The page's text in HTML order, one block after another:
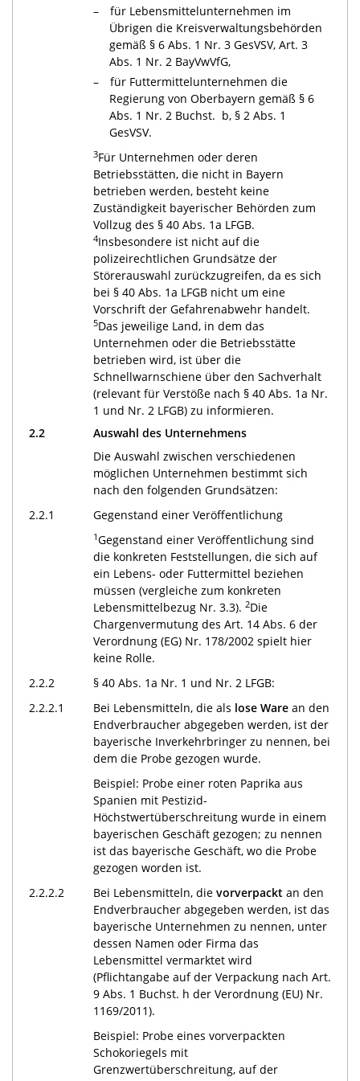
für Lebensmittelunternehmen im
Übrigen die Kreisverwaltungsbehörden
gemäß § 6 Abs. 1 Nr. 3 GesVSV, Art. 3
Abs. 1 Nr. 2 BayVwVfG,
für Futtermittelunternehmen die
Regierung von Oberbayern gemäß § 6
Abs. 1 Nr. 2 Buchst. b, § 2 Abs. 1
GesVSV.
3Für Unternehmen oder deren
Betriebsstätten, die nicht in Bayern
betrieben werden, besteht keine
Zuständigkeit bayerischer Behörden zum
Vollzug des § 40 Abs. 1a LFGB.
4Insbesondere ist nicht auf die
polizeirechtlichen Grundsätze der
Störerauswahl zurückzugreifen, da es sich
bei § 40 Abs. 1a LFGB nicht um eine
Vorschrift der Gefahrenabwehr handelt.
5Das jeweilige Land, in dem das
Unternehmen oder die Betriebsstätte
betrieben wird, ist über die
Schnellwarnschiene über den Sachverhalt
(relevant für Verstöße nach § 40 Abs. 1a Nr.
1 und Nr. 2 LFGB) zu informieren.
2.2
Auswahl des Unternehmens
Die Auswahl zwischen verschiedenen
möglichen Unternehmen bestimmt sich
nach den folgenden Grundsätzen:
2.2.1
Gegenstand einer Veröffentlichung
1Gegenstand einer Veröffentlichung sind
die konkreten Feststellungen, die sich auf
ein Lebens- oder Futtermittel beziehen
müssen (vergleiche zum konkreten
Lebensmittelbezug Nr. 3.3). 2Die
Chargenvermutung des Art. 14 Abs. 6 der
Verordnung (EG) Nr. 178/2002 spielt hier
keine Rolle.
2.2.2
§ 40 Abs. 1a Nr. 1 und Nr. 2 LFGB:
2.2.2.1
Bei Lebensmitteln, die als lose Ware an den
Endverbraucher abgegeben werden, ist der
bayerische Inverkehrbringer zu nennen, bei
dem die Probe gezogen wurde.
Beispiel: Probe einer roten Paprika aus
Spanien mit Pestizid-
Höchstwertüberschreitung wurde in einem
bayerischen Geschäft gezogen; zu nennen
ist das bayerische Geschäft, wo die Probe
gezogen worden ist.
2.2.2.2
Bei Lebensmitteln, die vorverpackt an den
Endverbraucher abgegeben werden, ist das
bayerische Unternehmen zu nennen, unter
dessen Namen oder Firma das
Lebensmittel vermarktet wird
(Pflichtangabe auf der Verpackung nach Art.
9 Abs. 1 Buchst. h der Verordnung (EU) Nr.
1169/2011).
Beispiel: Probe eines vorverpackten
Schokoriegels mit
Grenzwertüberschreitung, auf der